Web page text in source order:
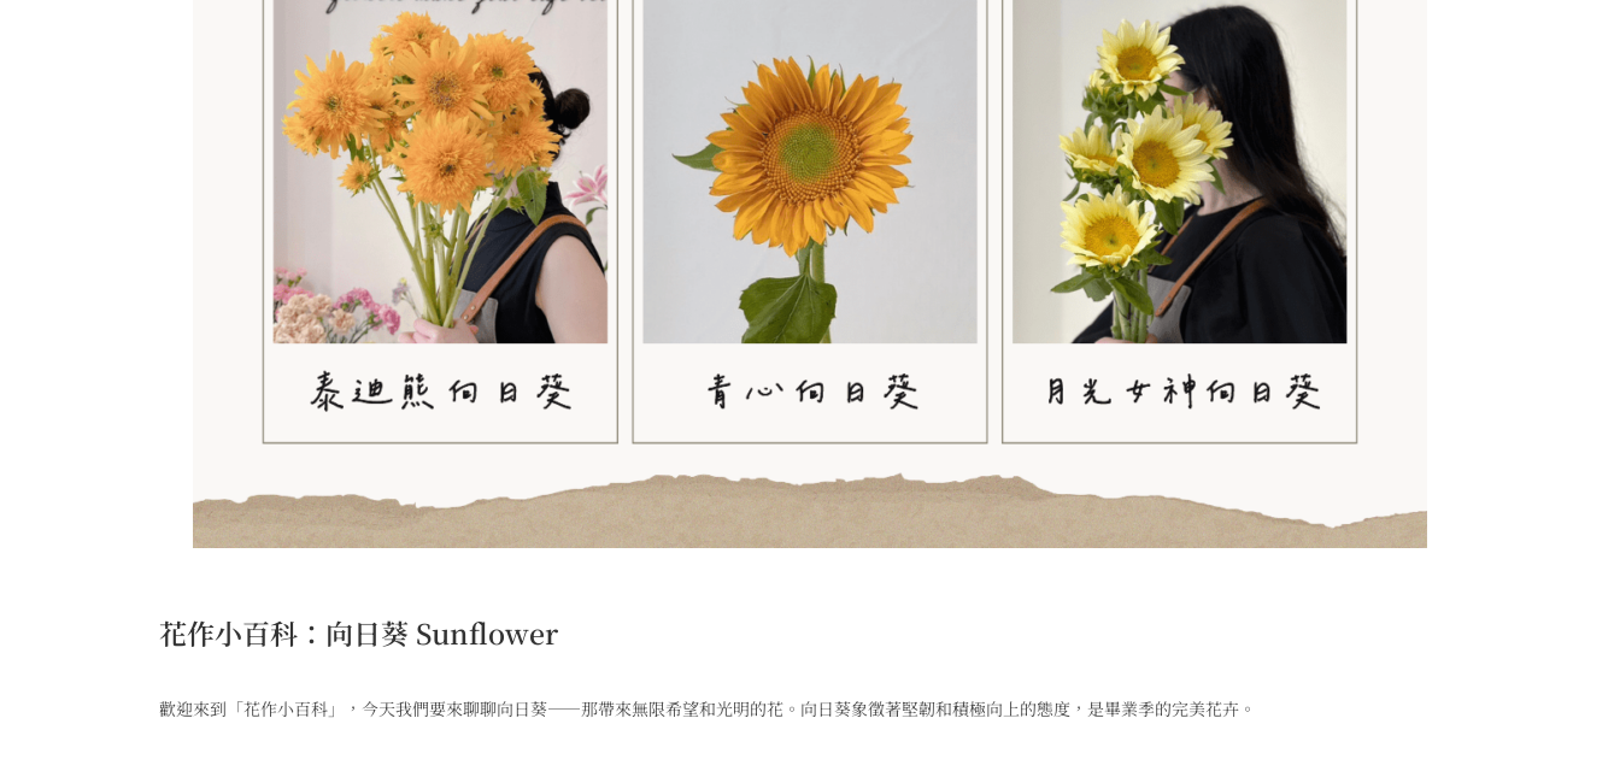
花作小百科：向日葵 Sunflower
歡迎來到「花作小百科」，今天我們要來聊聊向日葵——那帶來無限希望和光明的花。向日葵象徵著堅韌和積極向上的態度，是畢業季的完美花卉。